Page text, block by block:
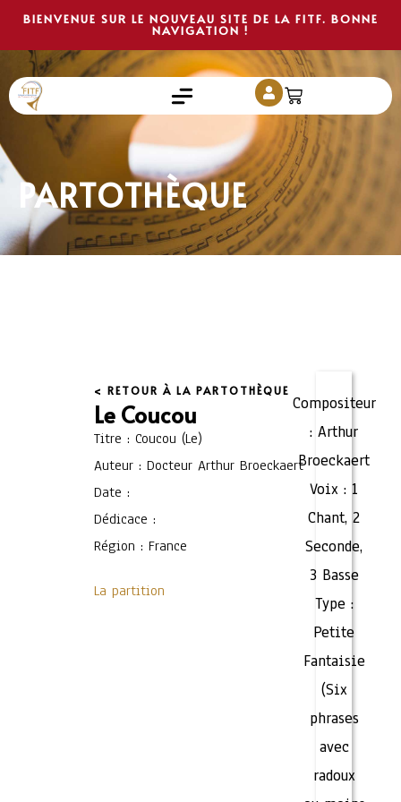
BIENVENUE SUR LE NOUVEAU SITE DE LA FITF. BONNE
NAVIGATION !
PARTOTHÈQUE
< RETOUR À LA PARTOTHÈQUE
Le Coucou
Titre : Coucou (Le)
Auteur : Docteur Arthur Broeckaert
Date :
Dédicace :
Région : France
La partition
Compositeur
: Arthur
Broeckaert
Voix : 1
Chant,2
Seconde,
3 Basse
Type :
Petite
Fantaisie
(Six
phrases
avec
radoux